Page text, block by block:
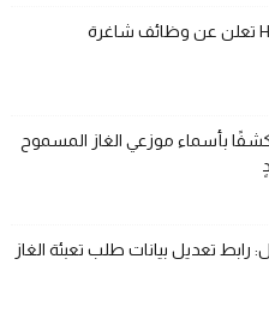
كشفًا بأسماء موزعي الغاز المسموح
رابط تعديل بيانات طلب تعبئة الغاز